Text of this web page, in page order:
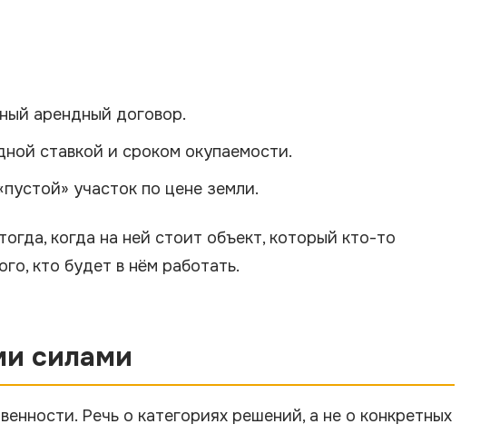
арендный договор.
ставкой и сроком окупаемости.
участок по цене земли.
когда на ней стоит объект, который кто-то
кто будет в нём работать.
силами
Речь о категориях решений, а не о конкретных